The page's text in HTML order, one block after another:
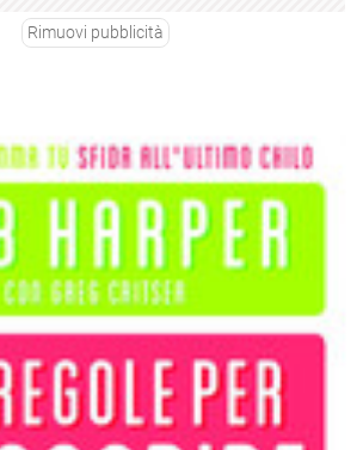
Rimuovi pubblicità